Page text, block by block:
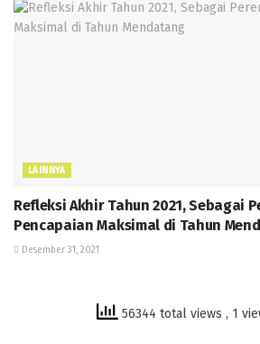
LAINNYA
Refleksi Akhir Tahun 2021, Sebagai
Pencapaian Maksimal di Tahun
Desember 31, 2021
56344 total views , 1